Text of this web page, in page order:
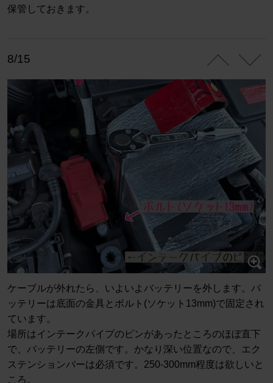
保管しておきます。
8/15
ケーブルが外れたら、いよいよバッテリーを外します。バ
ッテリーは底面の金具とボルト(ソケット13mm)で固定され
ています。
場所はインテークパイプのピンがあったところのほぼ直下
で、バッテリーの左側です。かなり深い位置なので、エク
ステンションバーは必須です。250-300mm程度は欲しいと
ころ。